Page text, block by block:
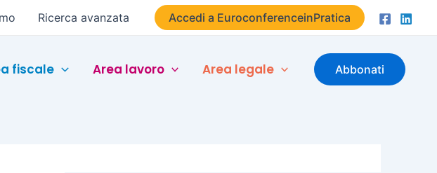
Ricerca avanzata Accedi a EuroconferenceinPratica
fiscale Area lavoro Area legale Abbonati